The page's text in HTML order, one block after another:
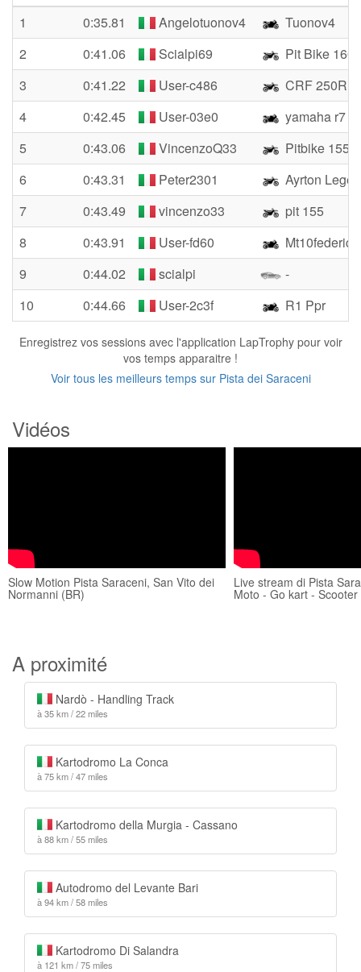
1
0:35.81 Angelotuonov4
Tuonov4
2
0:41.06 Scialpi69
Pit Bike 160
3
0:41.22 User-c486
CRF 250R
4
0:42.45 User-03e0
yamaha r7
5
0:43.06 VincenzoQ33
Pitbike 155
6
0:43.31 Peter2301
Ayrton
7
0:43.49 vincenzo33
pit 155
8
0:43.91 User-fd60
Mt10federico
9
0:44.02 scialpi
-
10
0:44.66 User-2c3f R1 Ppr
Enregistrez vos sessions avec l'application LapTrophy pour voir
vos temps apparaitre !
Voir tous les meilleurs temps sur Pista dei Saraceni
Vidéos
Slow Motion Pista Saraceni, San Vito dei
Normanni (BR)
Live stream di Pista
Moto - Go kart - Scooter
A proximité
Nardò - Handling Track
à 35 km / 22 miles
Kartodromo La Conca
à 75 km / 47 miles
Kartodromo della Murgia - Cassano
à 88 km / 55 miles
Autodromo del Levante Bari
à 94 km / 58 miles
Kartodromo Di Salandra
à 121 km / 75 miles